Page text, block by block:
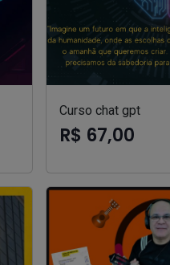
Curso chat gpt
R$ 67,00